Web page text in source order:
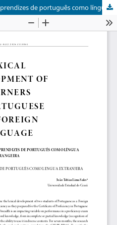
Desenvolvimento lexical de aprendizes de português como língua estrangeira